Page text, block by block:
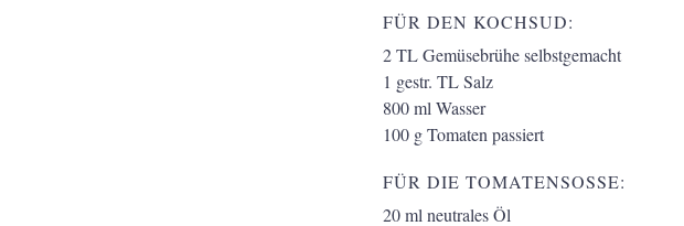
FÜR DEN KOCHSUD:
2TLGemüsebrühe selbstgemacht
1 gestr. TLSalz
800ml Wasser
100 gTomaten passiert
FÜR DIE TOMATENSOSSE:
20ml neutrales Öl